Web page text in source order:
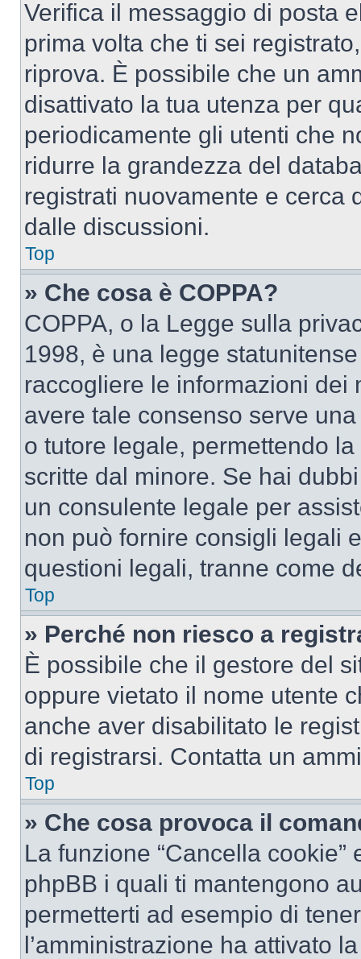
Verifica il messaggio di posta
prima volta che ti sei
riprova. È possibile che un
disattivato la tua utenza per
periodicamente gli utenti che
ridurre la grandezza del
registrati nuovamente e cerca
dalle discussioni.
Top
» Che cosa è COPPA?
COPPA, o la Legge sulla
1998, è una legge
raccogliere le informazioni dei
avere tale consenso serve
o tutore legale, permettendo
scritte dal minore. Se hai
un consulente legale per
non può fornire consigli legali
questioni legali, tranne come
Top
» Perché non riesco a
È possibile che il gestore del
oppure vietato il nome utente
anche aver disabilitato le
di registrarsi. Contatta un
Top
» Che cosa provoca il
La funzione “Cancella
phpBB i quali ti mantengono
permetterti ad esempio di
l’amministrazione ha attivato